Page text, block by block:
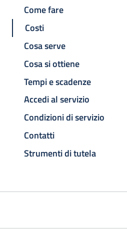
Come fare
Costi
Cosa serve
Cosa si ottiene
Tempi e scadenze
Accedi al servizio
Condizioni di servizio
Contatti
Strumenti di tutela